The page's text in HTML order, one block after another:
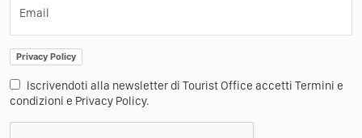
Email
Privacy Policy
Iscrivendoti alla newsletter di Tourist Office accetti Termini e
condizioni e Privacy Policy.